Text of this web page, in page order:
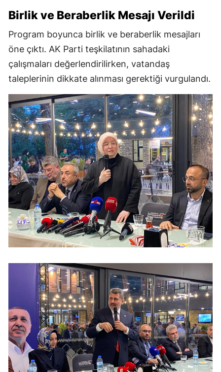
Birlik ve Beraberlik Mesajı Verildi
Program boyunca birlik ve beraberlik mesajları
öne çıktı. AK Parti teşkilatının sahadaki
çalışmaları değerlendirilirken, vatandaş
taleplerinin dikkate alınması gerektiği vurgulandı.